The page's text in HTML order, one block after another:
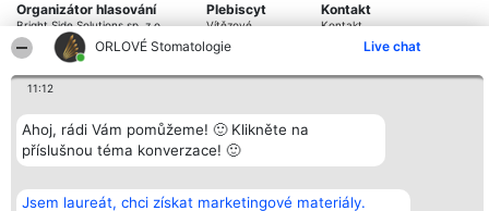
ORLOVÉ Stomatologie Live chat
11:12
Ahoj, rádi Vám pomůžeme! 🙂 Klikněte na
příslušnou téma konverzace! 🙂
Jsem laureát, chci získat marketingové materiály.
Organizátor hlasování
Bright Side Solutions sp. z o.
o. sp. k.
ul. Ruska 22
Wrocław 50-079
KRS 0000749100 | Regon
Plebiscyt
Vítězové
Seznam všech
laureátů
Zásady
ochrany
osobních údajů
Kontakt
Kontakt